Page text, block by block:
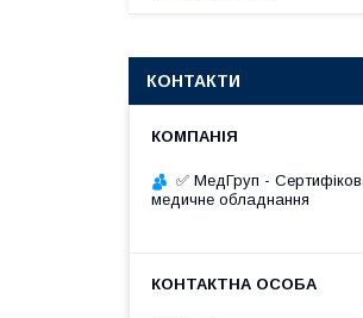
КОНТАКТИ
✅ МедГруп -
медичне обладнання